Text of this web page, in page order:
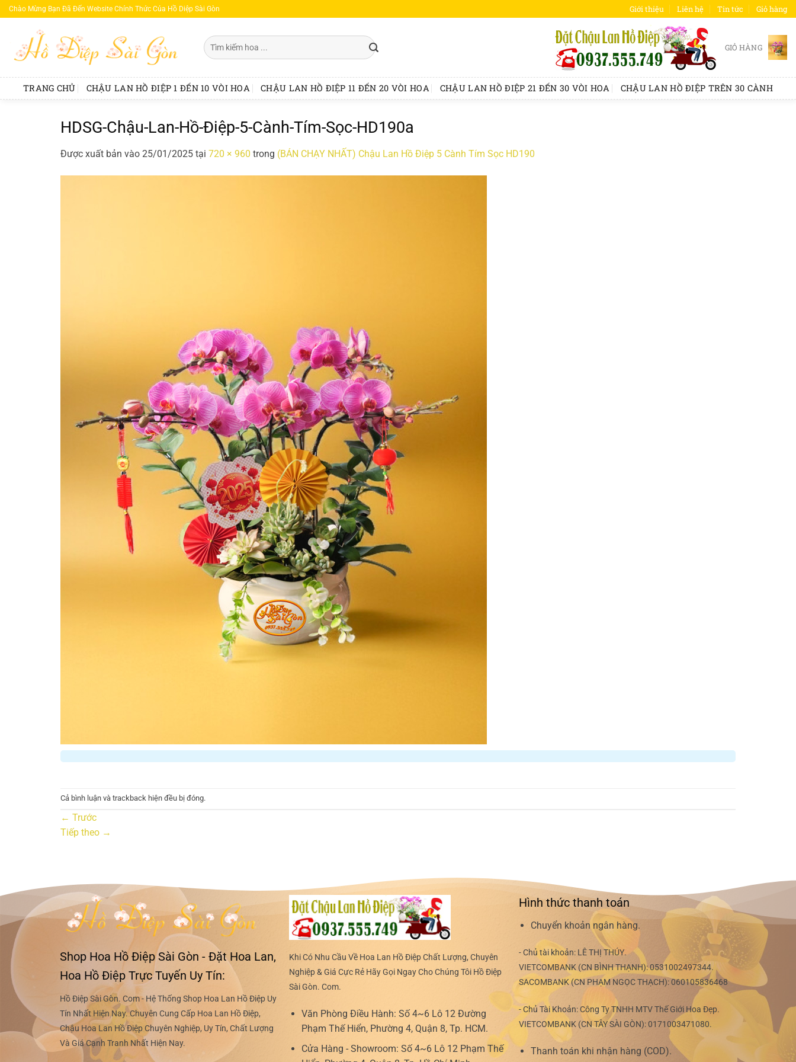
Bỏ
qua
dung
Chào Mừng Bạn Đã Đến Website Chính Thức Của Hồ Diệp Sài Gòn Giới thiệu Liên hệ Tin tức Giỏ hàng
Tìm
kiếm:
GIỎ HÀNG
TRANG CHỦ CHẬU LAN HỒ ĐIỆP 1 ĐẾN 10 VÒI HOA CHẬU LAN HỒ ĐIỆP 11 ĐẾN 20 VÒI HOA CHẬU LAN HỒ ĐIỆP 21 ĐẾN 30 VÒI HOA CHẬU LAN HỒ ĐIỆP TRÊN 30 CÀNH
HDSG-Chậu-Lan-Hồ-Điệp-5-Cành-Tím-Sọc-HD190a
Được xuất bản vào 25/01/2025 tại 720 × 960 trong (BÁN CHẠY NHẤT) Chậu Lan Hồ Điệp 5 Cành Tím Sọc HD190
Cả bình luận và trackback hiện đều bị đóng.
← Trước
Tiếp theo →
Shop Hoa Hồ Điệp Sài Gòn - Đặt Hoa Lan,
Hoa Hồ Điệp Trực Tuyến Uy Tín:
Hồ Điệp Sài Gòn. Com - Hệ Thống Shop Hoa Lan Hồ Điệp Uy
Tín Nhất Hiện Nay. Chuyên Cung Cấp Hoa Lan Hồ Điệp,
Chậu Hoa Lan Hồ Điệp Chuyên Nghiệp, Uy Tín, Chất Lượng
Và Giá Cạnh Tranh Nhất Hiện Nay.
Khi Có Nhu Cầu Về Hoa Lan Hồ Điệp Chất Lượng, Chuyên
Nghiệp & Giá Cực Rẻ Hãy Gọi Ngay Cho Chúng Tôi Hồ Điệp
Sài Gòn. Com.
Văn Phòng Điều Hành: Số 4~6 Lô 12 Đường
Phạm Thế Hiển, Phường 4, Quận 8, Tp. HCM.
Cửa Hàng - Showroom: Số 4~6 Lô 12 Phạm Thế
Hình thức thanh toán
Chuyển khoản ngân hàng.
- Chủ tài khoản: LÊ THỊ THÚY.
VIETCOMBANK (CN BÌNH THẠNH):0531002497344.
SACOMBANK (CN PHẠM NGỌC THẠCH):060105836468
- Chủ Tài Khoản: Công Ty TNHH MTV Thế Giới Hoa Đẹp.
VIETCOMBANK (CN TÂY SÀI GÒN):0171003471080.
Thanh toán khi nhận hàng (COD).